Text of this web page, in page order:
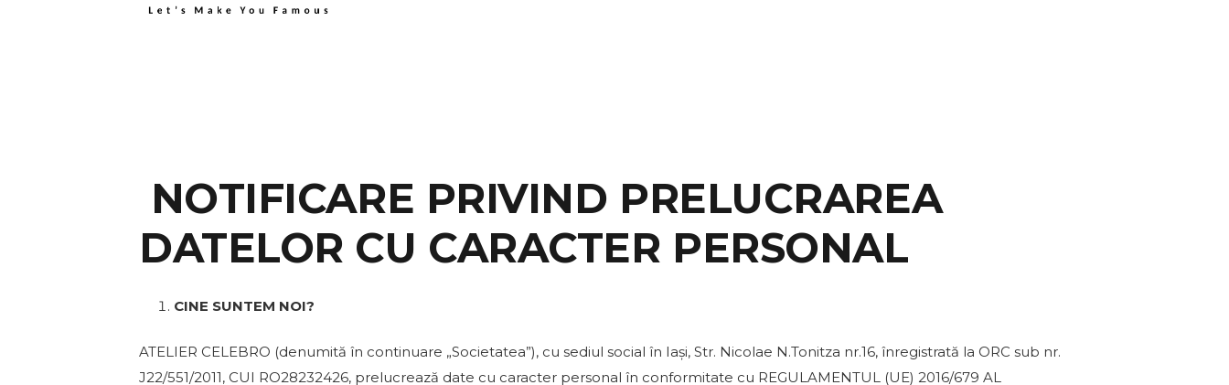
NOTIFICARE PRIVIND PRELUCRAREA
DATELOR CU CARACTER PERSONAL
CINE SUNTEM NOI?
ATELIER CELEBRO (denumită în continuare „Societatea”), cu sediul social în Iași, Str. Nicolae N.Tonitza nr.16, înregistrată la ORC sub nr.
J22/551/2011, CUI RO28232426, prelucrează date cu caracter personal în conformitate cu REGULAMENTUL (UE) 2016/679 AL